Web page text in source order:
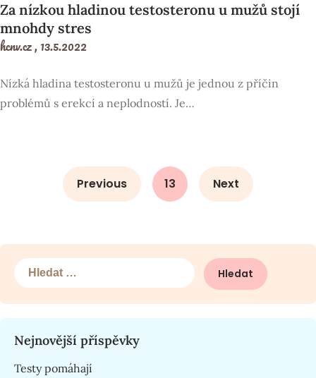
Za nízkou hladinou testosteronu u mužů stojí
mnohdy stres
hcnv.cz ,13.5.2022
Nízká hladina testosteronu u mužů je jednou z příčin
problémů s erekcí a neplodností. Je…
Previous 13 Next
Vyhledávání
Nejnovější příspěvky
Testy pomáhají